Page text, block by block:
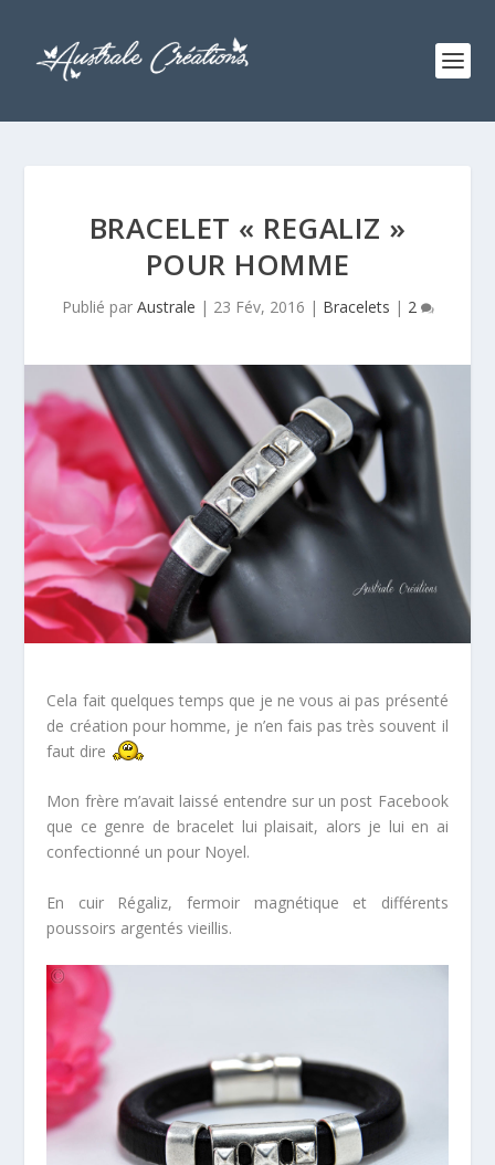
BRACELET « REGALIZ »
POUR HOMME
Publié par Australe | 23 Fév, 2016 | Bracelets | 2
Cela fait quelques temps que je ne vous ai pas présenté
de création pour homme, je n’en fais pas très souvent il
faut dire
Mon frère m’avait laissé entendre sur un post Facebook
que ce genre de bracelet lui plaisait, alors je lui en ai
confectionné un pour Noyel.
En cuir Régaliz, fermoir magnétique et différents
poussoirs argentés vieillis.